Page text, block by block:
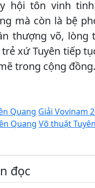
hội tôn vinh
mà còn là bệ
thượng võ, lòng
xứ Tuyên tiếp
trong cộng đồng.
Quang Giải Vovinam
Quang Võ thuật
đọc